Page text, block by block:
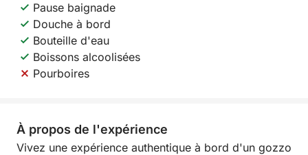
Pause baignade
Douche à bord
Bouteille d'eau
Boissons alcoolisées
Pourboires
À propos de l'expérience
Vivez une expérience authentique à bord d'un gozzo